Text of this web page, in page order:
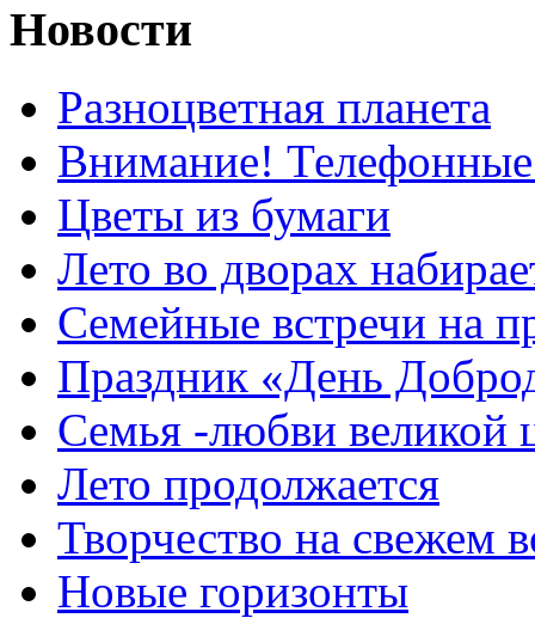
Новости
Разноцветная планета
Внимание!
Цветы из бумаги
Лето во дворах
Семейные встречи на
Праздник «День
Семья -любви великой
Лето продолжается
Творчество на свежем
Новые горизонты